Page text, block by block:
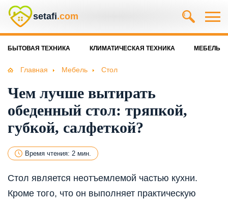
setafi.com
БЫТОВАЯ ТЕХНИКА КЛИМАТИЧЕСКАЯ ТЕХНИКА МЕБЕЛЬ
Главная Мебель Стол
Чем лучше вытирать
обеденный стол: тряпкой,
губкой, салфеткой?
Время чтения: 2 мин.
Стол является неотъемлемой частью кухни.
Кроме того, что он выполняет практическую